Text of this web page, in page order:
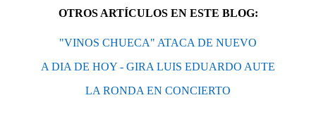
OTROS ARTÍCULOS EN ESTE BLOG:
"VINOS CHUECA" ATACA DE NUEVO
A DIA DE HOY - GIRA LUIS EDUARDO AUTE
LA RONDA EN CONCIERTO